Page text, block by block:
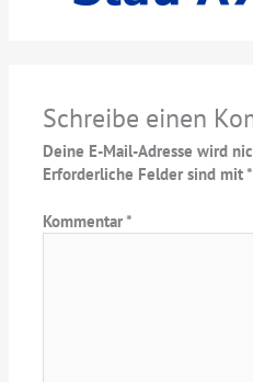
Schreibe einen
Deine E-Mail-Adresse wird
Erforderliche Felder sind mit*
Kommentar*